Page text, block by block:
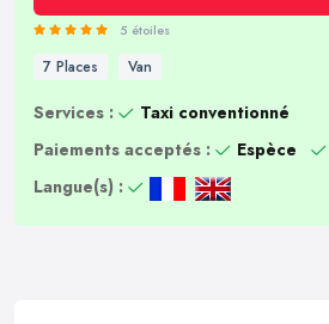
5 étoiles
7 Places Van
Services :
Taxi conventionné
Paiements acceptés :
Espèce
Langue(s) :